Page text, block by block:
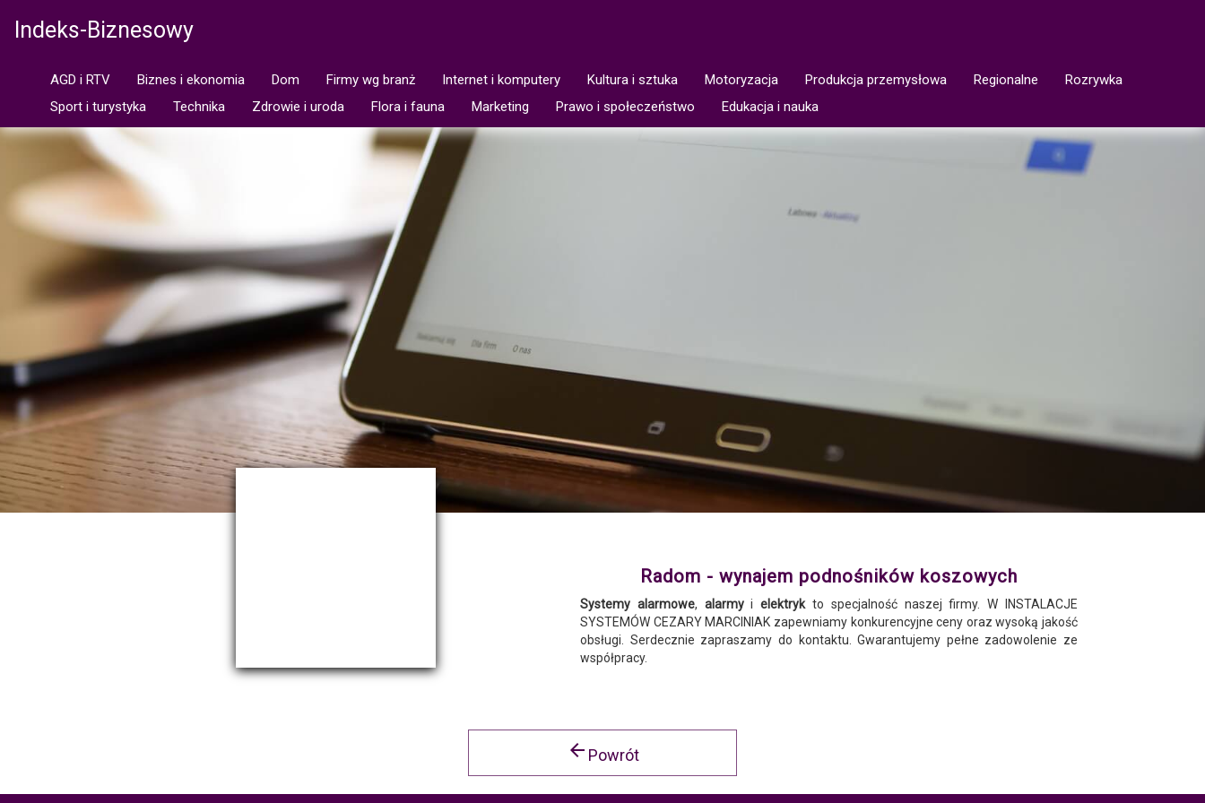
Indeks-Biznesowy
AGD i RTV Biznes i ekonomia Dom Firmy wg branż Internet i komputery Kultura i sztuka Motoryzacja Produkcja przemysłowa Regionalne
Rozrywka
Sport i turystyka
Technika Zdrowie i uroda Flora i fauna Marketing Prawo i społeczeństwo Edukacja i nauka
Radom - wynajem podnośników koszowych
Systemy alarmowe, alarmyielektrykto specjalność naszej firmy. W INSTALACJE
SYSTEMÓW CEZARY MARCINIAK zapewniamy konkurencyjne ceny oraz wysoką jakość
obsługi. Serdecznie zapraszamy do kontaktu. Gwarantujemy pełne zadowolenie ze
współpracy.
arrow_back Powrót